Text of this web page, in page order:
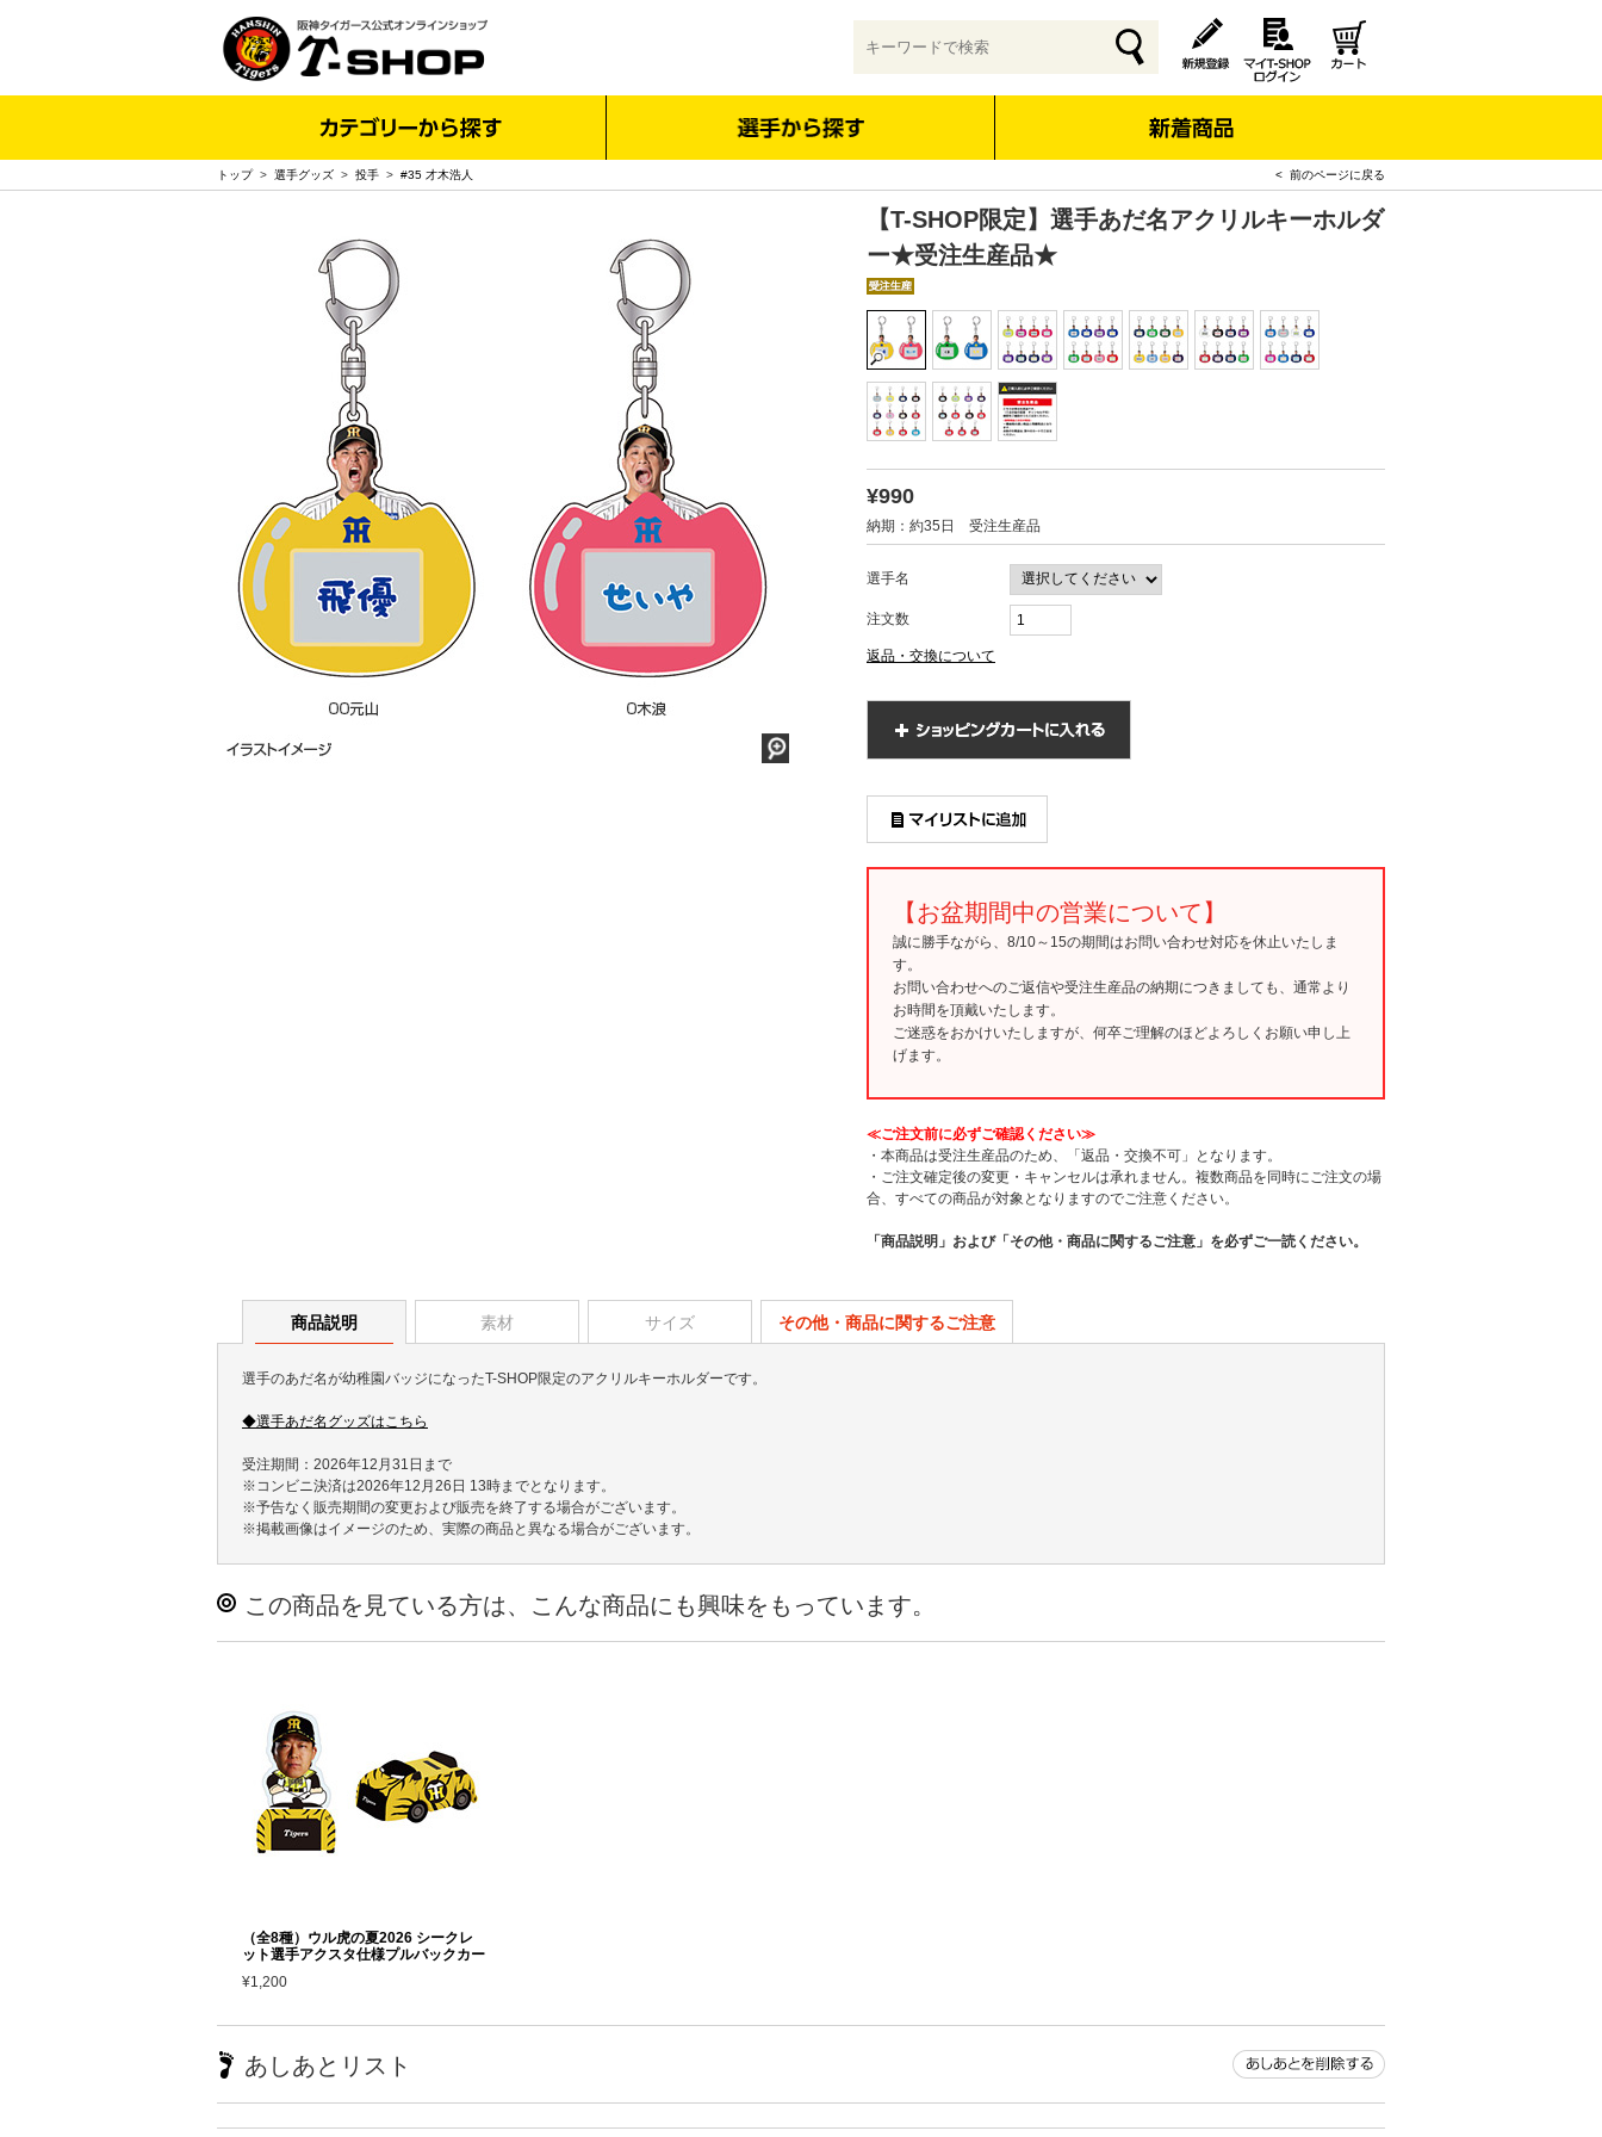
トップ> 選手グッズ > 投手 > #35 才木浩人 < 前のページに戻る
【T-SHOP限定】選手あだ名アクリルキーホルダ
ー★受注生産品★
¥990
納期：約35日 受注生産品
選手名
注文数
返品・交換について
【お盆期間中の営業について】
誠に勝手ながら、8/10～15の期間はお問い合わせ対応を休止いたしま
す。
お問い合わせへのご返信や受注生産品の納期につきましても、通常より
お時間を頂戴いたします。
ご迷惑をおかけいたしますが、何卒ご理解のほどよろしくお願い申し上
げます。
≪ご注文前に必ずご確認ください≫
・本商品は受注生産品のため、「返品・交換不可」となります。
・ご注文確定後の変更・キャンセルは承れません。複数商品を同時にご注文の場
合、すべての商品が対象となりますのでご注意ください。
「商品説明」および「その他・商品に関するご注意」を必ずご一読ください。
商品説明 素材 サイズ その他・商品に関するご注意
選手のあだ名が幼稚園バッジになったT-SHOP限定のアクリルキーホルダーです。
◆選手あだ名グッズはこちら
受注期間：2026年12月31日まで
※コンビニ決済は2026年12月26日 13時までとなります。
※予告なく販売期間の変更および販売を終了する場合がございます。
※掲載画像はイメージのため、実際の商品と異なる場合がございます。
この商品を見ている方は、こんな商品にも興味をもっています。
（全8種）ウル虎の夏2026 シークレ
ット選手アクスタ仕様プルバックカー
¥1,200
あしあとリスト